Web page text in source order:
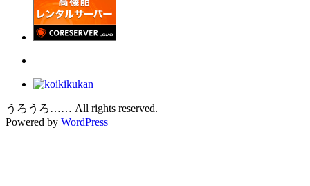
うろうろ…… All rights reserved.
Powered by WordPress